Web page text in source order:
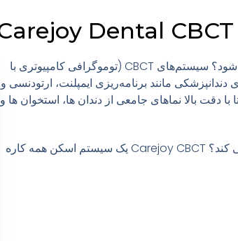
سیستم‌های CBCT (توموگرافی کامپیوتری با
مانند برنامه‌ریزی ایمپلنت، ارتودنسی و
دقت بالا نماهای جامعی از دندان ها، استخوان ها و
Carejoy CBCT یک سیستم اسکن همه کاره